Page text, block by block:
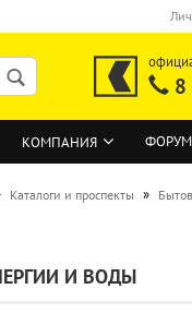
8
КОМПАНИЯ ФОРУМ
Каталоги и проспекты »
И ВОДЫ